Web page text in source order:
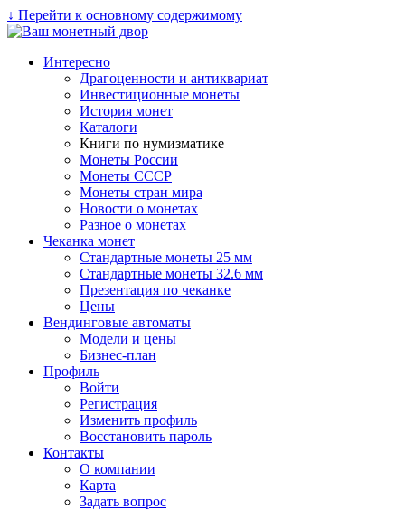
↓ Перейти к основному содержимому
Интересно
Драгоценности и антиквариат
Инвестиционные монеты
История монет
Каталоги
Книги по нумизматике
Монеты России
Монеты СССР
Монеты стран мира
Новости о монетах
Разное о монетах
Чеканка монет
Стандартные монеты 25 мм
Стандартные монеты 32.6 мм
Презентация по чеканке
Цены
Вендинговые автоматы
Модели и цены
Бизнес-план
Профиль
Войти
Регистрация
Изменить профиль
Восстановить пароль
Контакты
О компании
Карта
Задать вопрос